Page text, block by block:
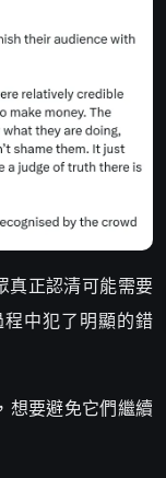
真正認清可能需要
中犯了明顯的錯
想要避免它們繼續